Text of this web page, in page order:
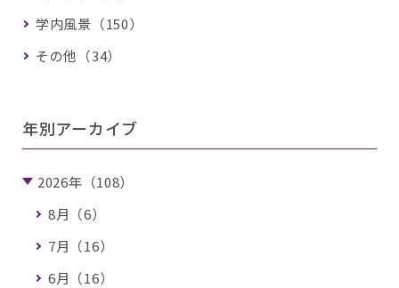
学内風景（150）
その他（34）
年別アーカイブ
2026年（108）
8月（6）
7月（16）
6月（16）